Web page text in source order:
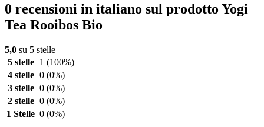
0 recensioni in italiano sul prodotto Yogi
Tea Rooibos Bio
5,0 su 5 stelle
5 stelle
1 (100%)
4 stelle 0 (0%)
3 stelle 0 (0%)
2 stelle 0 (0%)
1 Stelle 0 (0%)